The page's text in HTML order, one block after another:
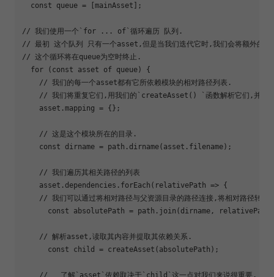
  const queue = [mainAsset];
// 我们使用一个` for ... of`循环遍历 队列.
// 最初 这个队列 只有一个asset,但是当我们迭代它时,我们会将额外的
// 这个循环将在queue为空时终止.
for (const asset of queue) {
    // 我们的每一个asset都有它所依赖模块的相对路径列表.
// 我们将重复它们,用我们的`createAsset() `函数解析它们,并跟
    asset.mapping = {};
    // 这是这个模块所在的目录.
    const dirname = path.dirname(asset.filename);
    // 我们遍历其相关路径的列表
    asset.dependencies.forEach(relativePath => {
// 我们可以通过将相对路径与父资源目录的路径连接,将相对路径转变
const absolutePath = path.join(dirname,
    // 解析asset,读取其内容并提取其依赖关系.
      const child = createAsset(absolutePath);